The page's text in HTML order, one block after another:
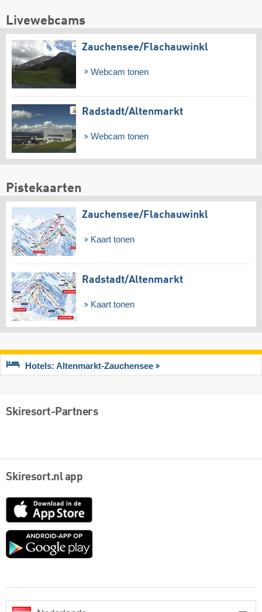
Livewebcams
Zauchensee/​Flachauwinkl
Webcam tonen
Radstadt/​Altenmarkt
Webcam tonen
Pistekaarten
Zauchensee/​Flachauwinkl
Kaart tonen
Radstadt/​Altenmarkt
Kaart tonen
Hotels: Altenmarkt-Zauchensee
Skiresort-Partners
Skiresort.nl app
App
Google